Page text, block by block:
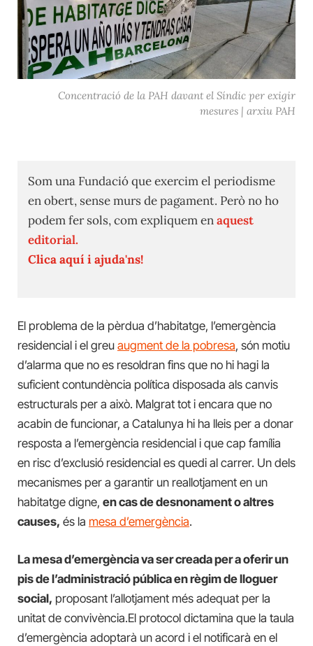
Concentració de la PAH davant el Síndic per exigir
mesures | arxiu PAH
Som una Fundació que exercim el periodisme
en obert, sense murs de pagament. Però no ho
podem fer sols, com expliquem enaquest
editorial.
Clica aquí i ajuda'ns!
El problema de la pèrdua d’habitatge, l’emergència
residencial i el greu augment de la pobresa, són motiu
d’alarma que no es resoldran fins que no hi hagi la
suficient contundència política disposada als canvis
estructurals per a això. Malgrat tot i encara que no
acabin de funcionar, a Catalunya hi ha lleis per a donar
resposta a l’emergència residencial i que cap família
en risc d’exclusió residencial es quedi al carrer. Un dels
mecanismes per a garantir un reallotjament en un
habitatge digne, en cas de desnonament o altres
causes, és la mesa d’emergència.
La mesa d’emergència va ser creada per a oferir un
pis de l’administració pública en règim de lloguer
social, proposant l’allotjament més adequat per la
unitat de convivència.El protocol dictamina que la taula
d’emergència adoptarà un acord i el notificarà en el